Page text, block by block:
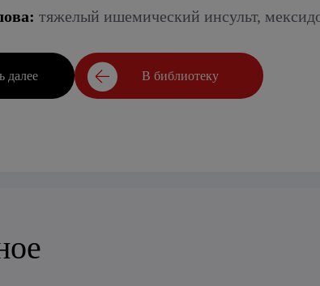
тяжелый ишемический инсульт,
далее В библиотеку